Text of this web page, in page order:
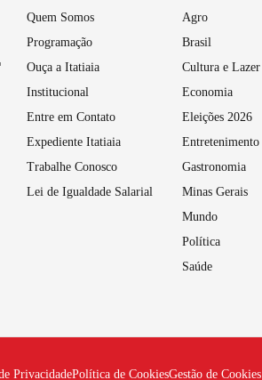
Quem Somos
Programação
Ouça a Itatiaia
Institucional
Entre em Contato
Expediente Itatiaia
Trabalhe Conosco
Lei de Igualdade Salarial
Agro
Brasil
Cultura e Lazer
Economia
Eleições 2026
Entretenimento
Gastronomia
Minas Gerais
Mundo
Política
Saúde
PrivacidadePolítica de CookiesGestão de Cookies